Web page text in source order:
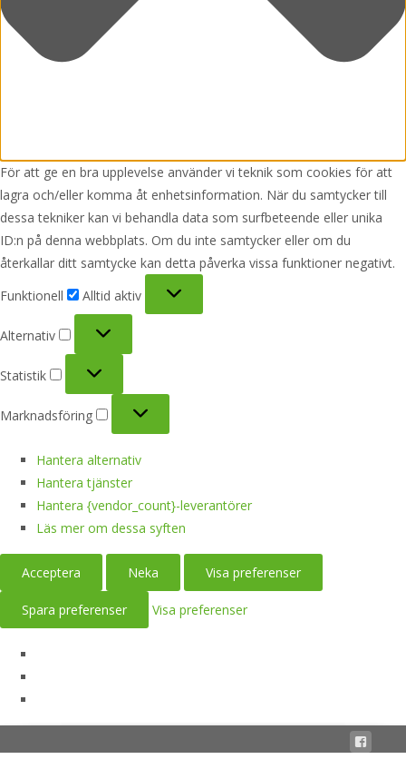
För att ge en bra upplevelse använder vi teknik som cookies för att
lagra och/eller komma åt enhetsinformation. När du samtycker till
dessa tekniker kan vi behandla data som surfbeteende eller unika
ID:n på denna webbplats. Om du inte samtycker eller om du
återkallar ditt samtycke kan detta påverka vissa funktioner negativt.
Funktionell
Alltid aktiv
Alternativ
Statistik
Marknadsföring
Hantera alternativ
Hantera tjänster
Hantera {vendor_count}-leverantörer
Läs mer om dessa syften
Acceptera Neka Visa preferenser
Spara preferenser Visa preferenser